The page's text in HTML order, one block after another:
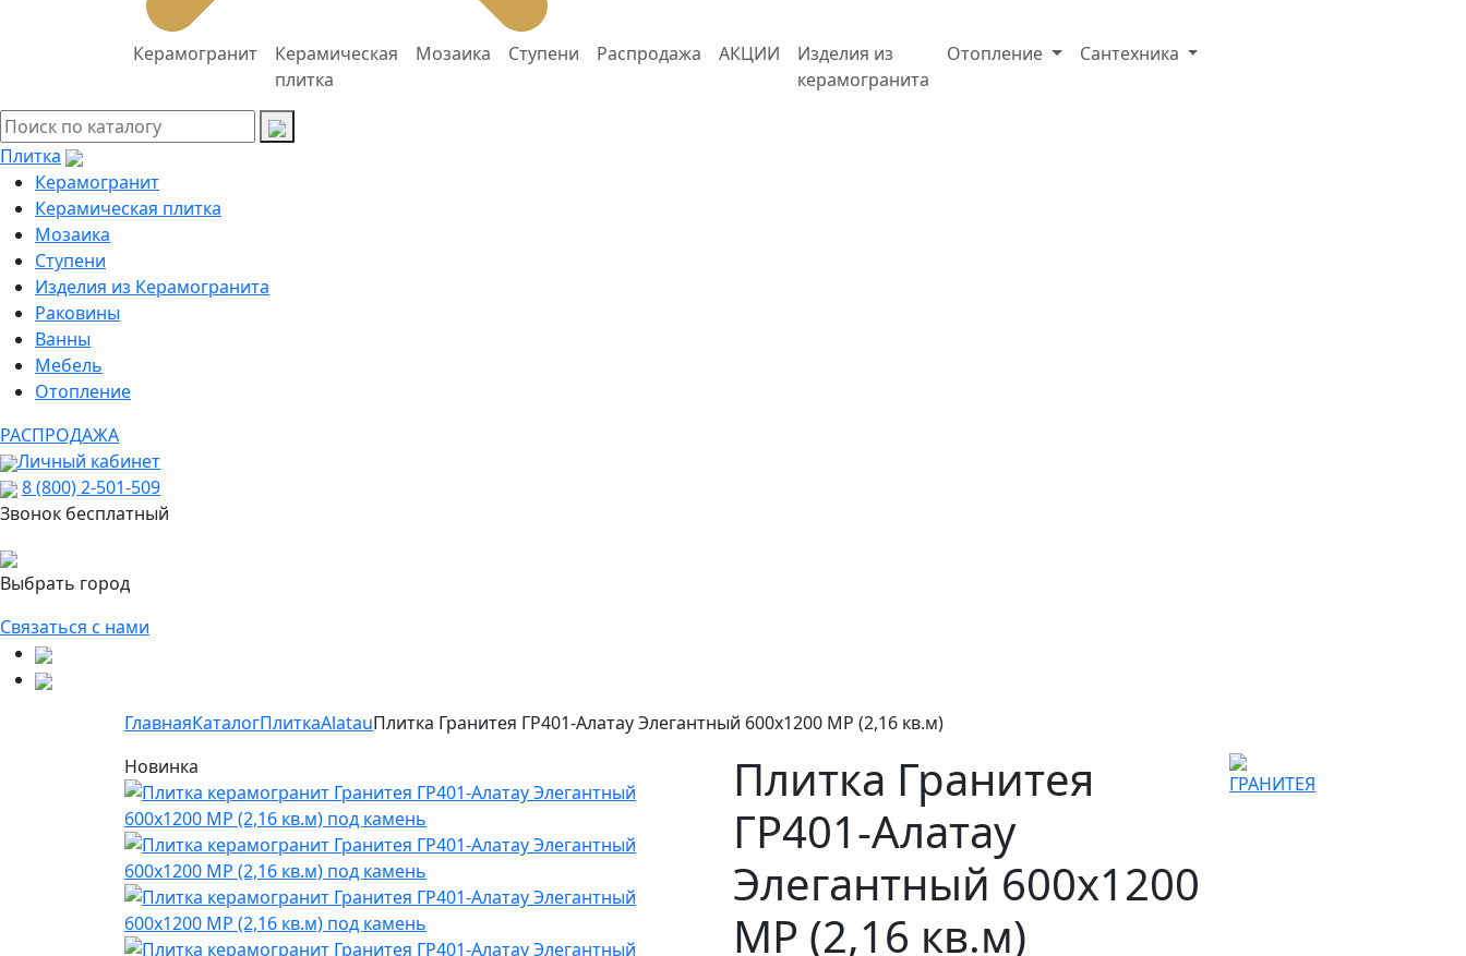
Керамогранит
Керамическая
плитка
Мозаика Ступени Распродажа АКЦИИ
Изделия из
керамогранита
Отопление Сантехника
Плитка
Керамогранит
Керамическая плитка
Мозаика
Ступени
Изделия из Керамогранита
Раковины
Ванны
Мебель
Отопление
РАСПРОДАЖА
Личный кабинет
8 (800) 2-501-509
Звонок бесплатный
Выбрать город
Связаться с нами
ГлавнаяКаталогПлиткаAlatauПлитка Гранитея ГР401-Алатау Элегантный 600х1200 МР (2,16 кв.м)
Новинка
Плитка Гранитея
ГР401-Алатау
Элегантный 600х1200
МР (2,16 кв.м)